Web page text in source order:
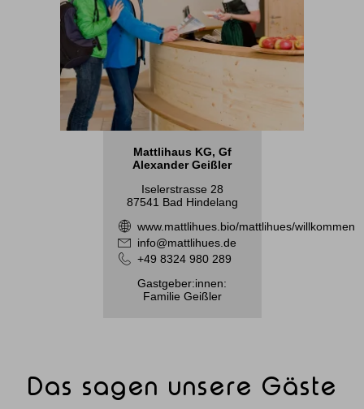
Mattlihaus KG, Gf
Alexander Geißler
Iselerstrasse 28
87541 Bad Hindelang
www.mattlihues.bio/mattlihues/willkommen
info@mattlihues.de
+49 8324 980 289
Gastgeber:innen:
Familie Geißler
Das sagen unsere Gäste